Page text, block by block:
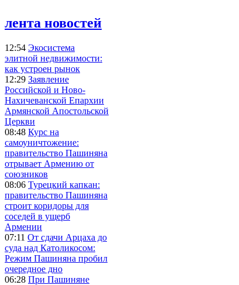
лента новостей
12:54 Экосистема
элитной недвижимости:
как устроен рынок
12:29 Заявление
Российской и Ново-
Нахичеванской Епархии
Армянской Апостольской
Церкви
08:48 Курс на
самоуничтожение:
правительство Пашиняна
отрывает Армению от
союзников
08:06 Турецкий капкан:
правительство Пашиняна
строит коридоры для
соседей в ущерб
Армении
07:11 От сдачи Арцаха до
суда над Католикосом:
Режим Пашиняна пробил
очередное дно
06:28 При Пашиняне